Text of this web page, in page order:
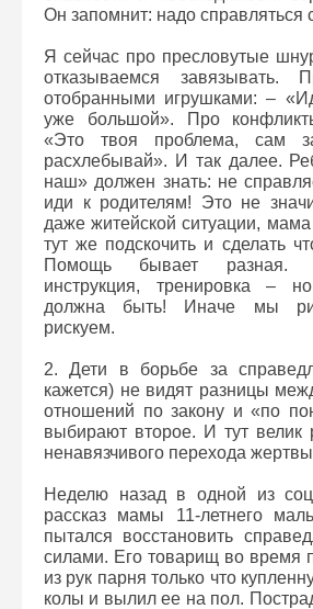
Он запомнит: надо справляться
Я сейчас про пресловутые
отказываемся завязывать.
отобранными игрушками: –
уже большой». Про
«Это твоя проблема, сам
расхлебывай». И так далее.
наш» должен знать: не
иди к родителям! Это не
даже житейской ситуации,
тут же подскочить и сделать
Помощь бывает разная.
инструкция, тренировка –
должна быть! Иначе мы
рискуем.
2. Дети в борьбе за
кажется) не видят разницы
отношений по закону и «по
выбирают второе. И тут велик
ненавязчивого перехода
Неделю назад в одной из
рассказ мамы 11-летнего
пытался восстановить
силами. Его товарищ во время
из рук парня только что
колы и вылил ее на пол.